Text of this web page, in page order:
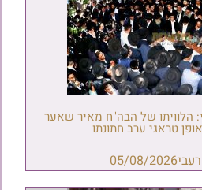
הלוויתו של הבה"ח מאיר שאער
טראגי ערב חתונתו
05/08/2026